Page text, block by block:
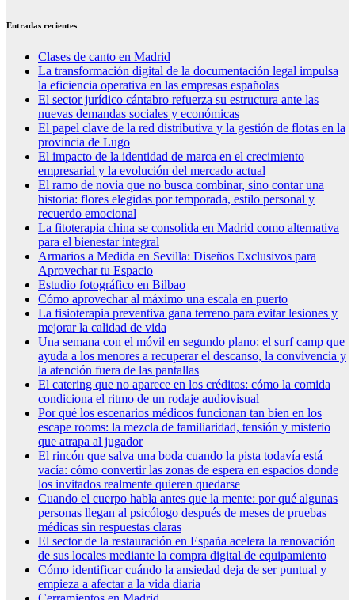
Entradas recientes
Clases de canto en Madrid
La transformación digital de la documentación legal impulsa
la eficiencia operativa en las empresas españolas
El sector jurídico cántabro refuerza su estructura ante las
nuevas demandas sociales y económicas
El papel clave de la red distributiva y la gestión de flotas en la
provincia de Lugo
El impacto de la identidad de marca en el crecimiento
empresarial y la evolución del mercado actual
El ramo de novia que no busca combinar, sino contar una
historia: flores elegidas por temporada, estilo personal y
recuerdo emocional
La fitoterapia china se consolida en Madrid como alternativa
para el bienestar integral
Armarios a Medida en Sevilla: Diseños Exclusivos para
Aprovechar tu Espacio
Estudio fotográfico en Bilbao
Cómo aprovechar al máximo una escala en puerto
La fisioterapia preventiva gana terreno para evitar lesiones y
mejorar la calidad de vida
Una semana con el móvil en segundo plano: el surf camp que
ayuda a los menores a recuperar el descanso, la convivencia y
la atención fuera de las pantallas
El catering que no aparece en los créditos: cómo la comida
condiciona el ritmo de un rodaje audiovisual
Por qué los escenarios médicos funcionan tan bien en los
escape rooms: la mezcla de familiaridad, tensión y misterio
que atrapa al jugador
El rincón que salva una boda cuando la pista todavía está
vacía: cómo convertir las zonas de espera en espacios donde
los invitados realmente quieren quedarse
Cuando el cuerpo habla antes que la mente: por qué algunas
personas llegan al psicólogo después de meses de pruebas
médicas sin respuestas claras
El sector de la restauración en España acelera la renovación
de sus locales mediante la compra digital de equipamiento
Cómo identificar cuándo la ansiedad deja de ser puntual y
empieza a afectar a la vida diaria